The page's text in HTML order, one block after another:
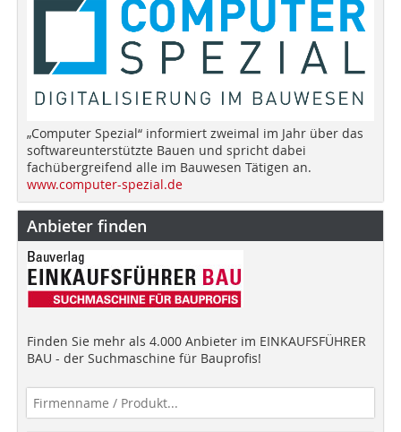
„Computer Spezial“ informiert zweimal im Jahr über das
softwareunterstützte Bauen und spricht dabei
fachübergreifend alle im Bauwesen Tätigen an.
www.computer-spezial.de
Anbieter finden
Finden Sie mehr als 4.000 Anbieter im EINKAUFSFÜHRER
BAU - der Suchmaschine für Bauprofis!